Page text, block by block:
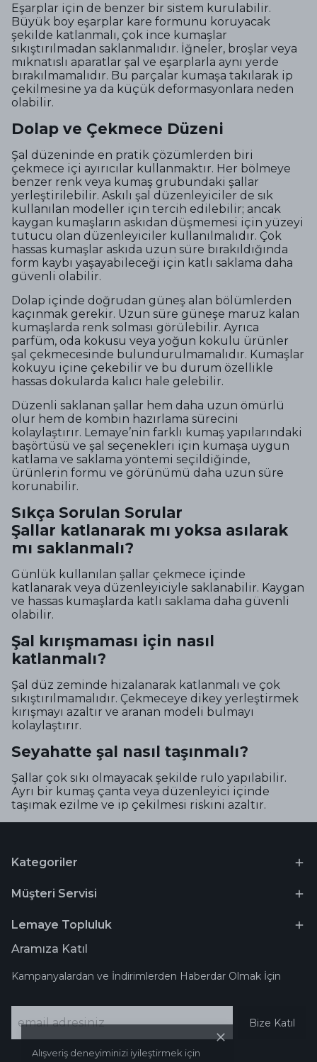
Alışveriş deneyiminizi iyileştirmek için
Eşarplar için de benzer bir sistem kurulabilir.
Büyük boy eşarplar kare formunu koruyacak
şekilde katlanmalı, çok ince kumaşlar
sıkıştırılmadan saklanmalıdır. İğneler, broşlar veya
mıknatıslı aparatlar şal ve eşarplarla aynı yerde
bırakılmamalıdır. Bu parçalar kumaşa takılarak ip
çekilmesine ya da küçük deformasyonlara neden
olabilir.
Dolap ve Çekmece Düzeni
Şal düzeninde en pratik çözümlerden biri
çekmece içi ayırıcılar kullanmaktır. Her bölmeye
benzer renk veya kumaş grubundaki şallar
yerleştirilebilir. Askılı şal düzenleyiciler de sık
kullanılan modeller için tercih edilebilir; ancak
kaygan kumaşların askıdan düşmemesi için yüzeyi
tutucu olan düzenleyiciler kullanılmalıdır. Çok
hassas kumaşlar askıda uzun süre bırakıldığında
form kaybı yaşayabileceği için katlı saklama daha
güvenli olabilir.
Dolap içinde doğrudan güneş alan bölümlerden
kaçınmak gerekir. Uzun süre güneşe maruz kalan
kumaşlarda renk solması görülebilir. Ayrıca
parfüm, oda kokusu veya yoğun kokulu ürünler
şal çekmecesinde bulundurulmamalıdır. Kumaşlar
kokuyu içine çekebilir ve bu durum özellikle
hassas dokularda kalıcı hale gelebilir.
Düzenli saklanan şallar hem daha uzun ömürlü
olur hem de kombin hazırlama sürecini
kolaylaştırır. Lemaye’nin farklı kumaş yapılarındaki
başörtüsü ve şal seçenekleri için kumaşa uygun
katlama ve saklama yöntemi seçildiğinde,
ürünlerin formu ve görünümü daha uzun süre
korunabilir.
Sıkça Sorulan Sorular
Şallar katlanarak mı yoksa asılarak
mı saklanmalı?
Günlük kullanılan şallar çekmece içinde
katlanarak veya düzenleyiciyle saklanabilir. Kaygan
ve hassas kumaşlarda katlı saklama daha güvenli
olabilir.
Şal kırışmaması için nasıl
katlanmalı?
Şal düz zeminde hizalanarak katlanmalı ve çok
sıkıştırılmamalıdır. Çekmeceye dikey yerleştirmek
kırışmayı azaltır ve aranan modeli bulmayı
kolaylaştırır.
Seyahatte şal nasıl taşınmalı?
Şallar çok sıkı olmayacak şekilde rulo yapılabilir.
Ayrı bir kumaş çanta veya düzenleyici içinde
taşımak ezilme ve ip çekilmesi riskini azaltır.
Kategoriler
Müşteri Servisi
Lemaye Topluluk
Aramıza Katıl
Kampanyalardan ve İndirimlerden Haberdar Olmak İçin
Bize Katıl